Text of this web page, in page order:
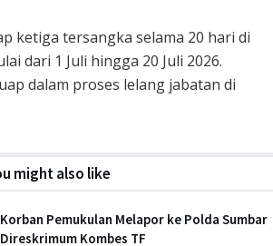
ketiga tersangka selama 20 hari di
dari 1 Juli hingga 20 Juli 2026.
dalam proses lelang jabatan di
might also like
Korban Pemukulan Melapor ke Polda Sumbar
Direskrimum Kombes TF